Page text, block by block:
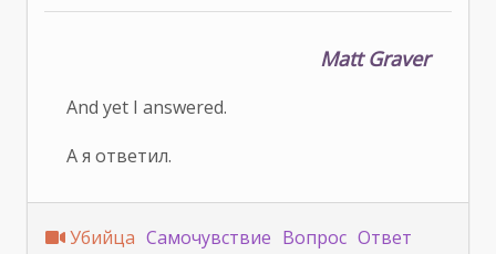
Matt Graver
And yet I answered.
А я ответил.
Убийца Самочувствие Вопрос Ответ